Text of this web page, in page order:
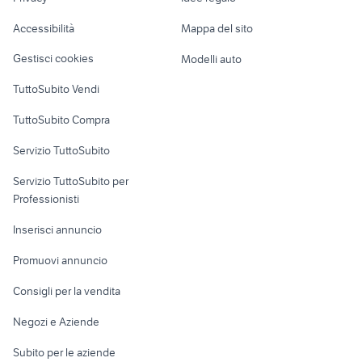
Loft, mansarde e
Informatica
Console e
Fotografia
Telefonia
Accessibilità
Gestisci cookies
TuttoSubito Vendi
TuttoSubito Compra
Servizio TuttoSubito
Servizio TuttoSubito per
Professionisti
Inserisci annuncio
Promuovi annuncio
Consigli per la vendita
Negozi e Aziende
Subito per le aziende
Mappa del sito
Modelli auto